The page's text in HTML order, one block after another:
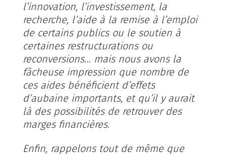
l’innovation, l’investissement, la
recherche, l’aide à la remise à l’emploi
de certains publics ou le soutien à
certaines restructurations ou
reconversions… mais nous avons la
fâcheuse impression que nombre de
ces aides bénéficient d’effets
d’aubaine importants, et qu’il y aurait
là des possibilités de retrouver des
marges financières.
Enfin, rappelons tout de même que